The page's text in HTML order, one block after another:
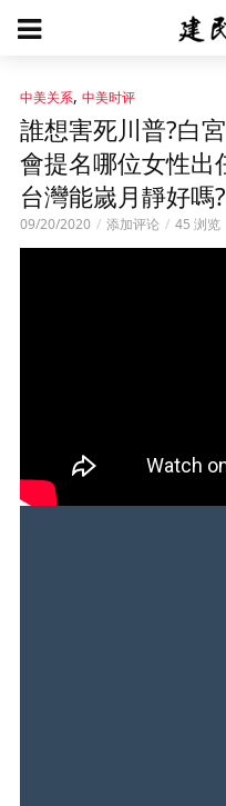
中美关系, 中美时评
誰想害死川普?白
會提名哪位女性出
台灣能嵗月靜好嗎
09/20/2020 添加评论 45 浏览